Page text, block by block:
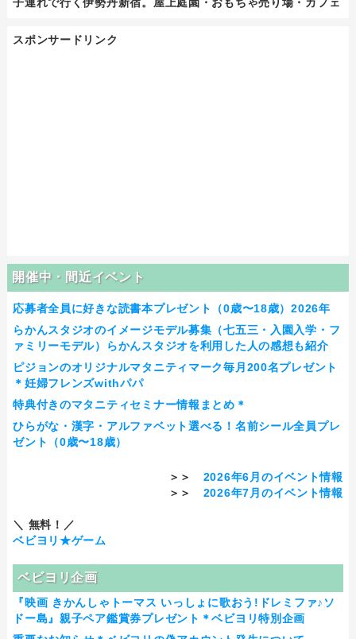
スポンサードリンク
開催中・間近イベント
応募者全員に好きな読書本プレゼント（0歳〜18歳）2026年
らかんスタジオのイメージモデル募集（七五三・入園入学・フ
ァミリーモデル）らかんスタジオを利用した人の感想も紹介
ピジョンのオリジナルマタニティマーク毎月200名プレゼント
＊妊婦フレンズwithパパ
特典付きのマタニティセミナー情報まとめ＊
ひらがな・漢字・アルファベット選べる！名前シール全員プレ
ゼント（0歳〜18歳）
＞＞ 2026年6月のイベント情報
＞＞ 2026年7月のイベント情報
＼ 無料！／
ベビヨリ★ゲーム
ベビヨリ企画
『映画 きかんしゃトーマス いっしょに歌おう!ドレミファ♪ソ
ドー島』親子ペア鑑賞券プレゼント＊ベビヨリ特別企画